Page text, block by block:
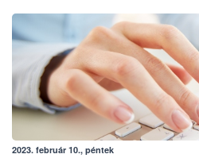
2023. február 10., péntek